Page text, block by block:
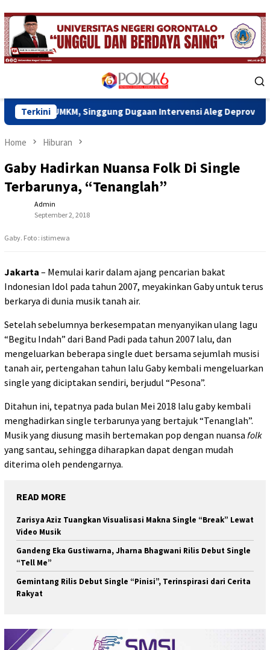
Skip
to
content
Menu
TerkiniSinggung Dugaan Intervensi Aleg Deprov Dapil Kota
Home Hiburan
Gaby Hadirkan Nuansa Folk Di Single
Terbarunya, “Tenanglah”
Admin
September 2, 2018
Gaby. Foto : istimewa
Jakarta – Memulai karir dalam ajang pencarian bakat
Indonesian Idol pada tahun 2007, meyakinkan Gaby untuk terus
berkarya di dunia musik tanah air.
Setelah sebelumnya berkesempatan menyanyikan ulang lagu
“Begitu Indah” dari Band Padi pada tahun 2007 lalu, dan
mengeluarkan beberapa single duet bersama sejumlah musisi
tanah air, pertengahan tahun lalu Gaby kembali mengeluarkan
single yang diciptakan sendiri, berjudul “Pesona”.
Ditahun ini, tepatnya pada bulan Mei 2018 lalu gaby kembali
menghadirkan single terbarunya yang bertajuk “Tenanglah”.
Musik yang diusung masih bertemakan pop dengan nuansa folk
yang santau, sehingga diharapkan dapat dengan mudah
diterima oleh pendengarnya.
READ MORE
Zarisya Aziz Tuangkan Visualisasi Makna Single “Break” Lewat
Video Musik
Gandeng Eka Gustiwarna, Jharna Bhagwani Rilis Debut Single
“Tell Me”
Gemintang Rilis Debut Single “Pinisi”, Terinspirasi dari Cerita
Rakyat